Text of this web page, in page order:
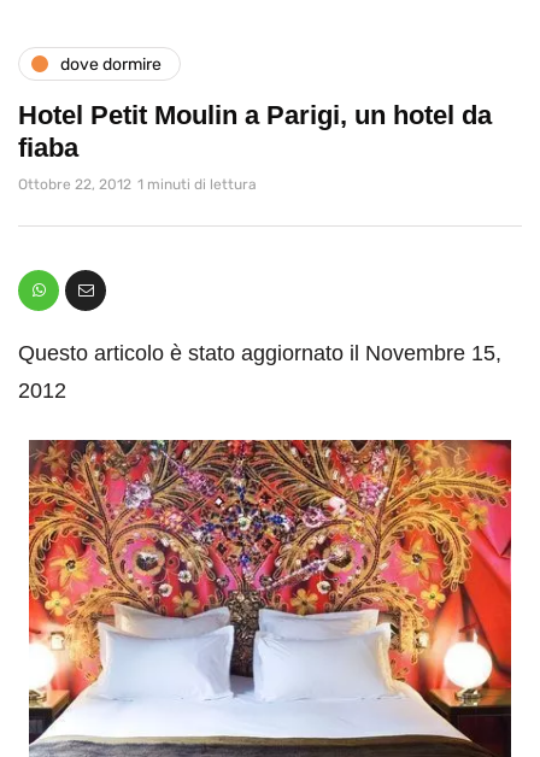
dove dormire
Hotel Petit Moulin a Parigi, un hotel da
fiaba
Ottobre 22, 2012 1 minuti di lettura
Questo articolo è stato aggiornato il Novembre 15,
2012